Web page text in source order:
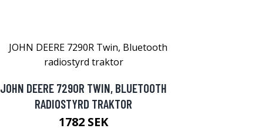
JOHN DEERE 7290R TWIN, BLUETOOTH
RADIOSTYRD TRAKTOR
1782 SEK